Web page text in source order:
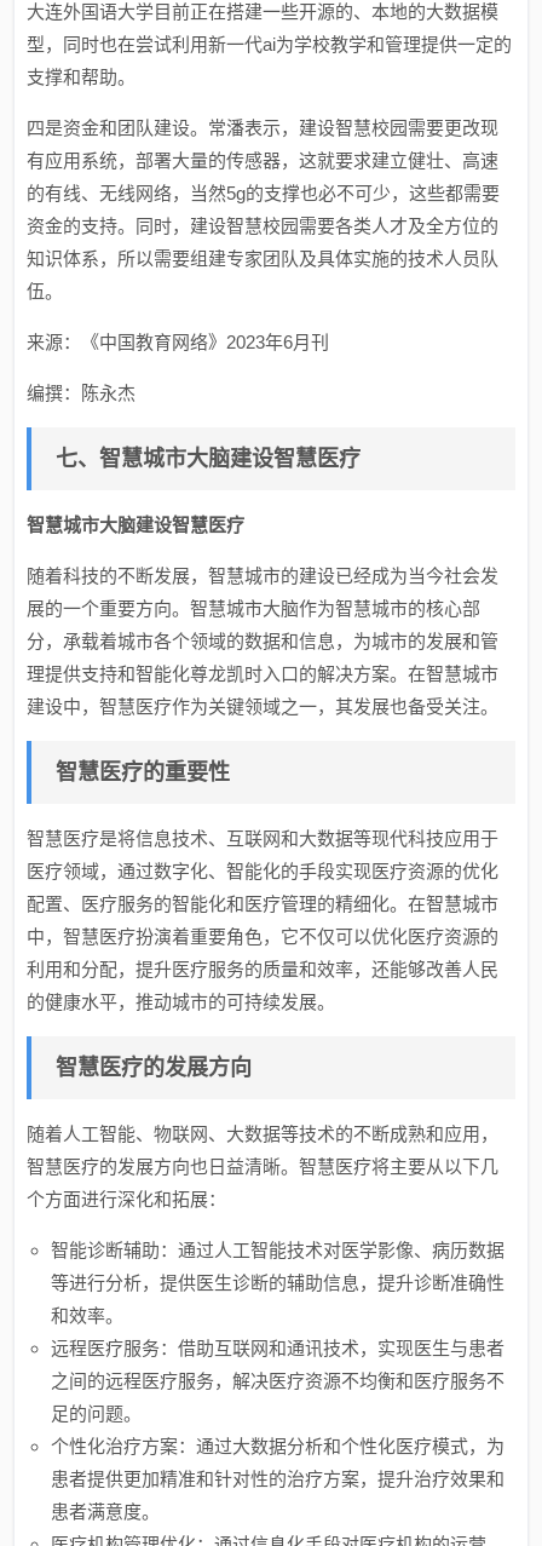
大连外国语大学目前正在搭建一些开源的、本地的大数据模
型，同时也在尝试利用新一代ai为学校教学和管理提供一定的
支撑和帮助。
四是资金和团队建设。常潘表示，建设智慧校园需要更改现
有应用系统，部署大量的传感器，这就要求建立健壮、高速
的有线、无线网络，当然5g的支撑也必不可少，这些都需要
资金的支持。同时，建设智慧校园需要各类人才及全方位的
知识体系，所以需要组建专家团队及具体实施的技术人员队
伍。
来源：《中国教育网络》2023年6月刊
编撰：陈永杰
七、智慧城市大脑建设智慧医疗
智慧城市大脑建设智慧医疗
随着科技的不断发展，智慧城市的建设已经成为当今社会发
展的一个重要方向。智慧城市大脑作为智慧城市的核心部
分，承载着城市各个领域的数据和信息，为城市的发展和管
理提供支持和智能化尊龙凯时入口的解决方案。在智慧城市
建设中，智慧医疗作为关键领域之一，其发展也备受关注。
智慧医疗的重要性
智慧医疗是将信息技术、互联网和大数据等现代科技应用于
医疗领域，通过数字化、智能化的手段实现医疗资源的优化
配置、医疗服务的智能化和医疗管理的精细化。在智慧城市
中，智慧医疗扮演着重要角色，它不仅可以优化医疗资源的
利用和分配，提升医疗服务的质量和效率，还能够改善人民
的健康水平，推动城市的可持续发展。
智慧医疗的发展方向
随着人工智能、物联网、大数据等技术的不断成熟和应用，
智慧医疗的发展方向也日益清晰。智慧医疗将主要从以下几
个方面进行深化和拓展：
智能诊断辅助：通过人工智能技术对医学影像、病历数据
等进行分析，提供医生诊断的辅助信息，提升诊断准确性
和效率。
远程医疗服务：借助互联网和通讯技术，实现医生与患者
之间的远程医疗服务，解决医疗资源不均衡和医疗服务不
足的问题。
个性化治疗方案：通过大数据分析和个性化医疗模式，为
患者提供更加精准和针对性的治疗方案，提升治疗效果和
患者满意度。